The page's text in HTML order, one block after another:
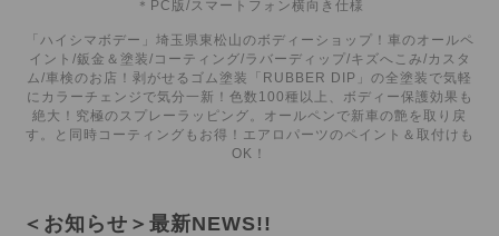
＊PC版/スマートフォン横向き仕様
「ハイシマボデー」埼玉県東松山のボディーショップ！車のオールペ
イント/鈑金＆塗装/コーティング/ラバーディップ/キズへこみ/カスタ
ム/車検のお店！剥がせるゴム塗装「RUBBER DIP」の全塗装で気軽
にカラーチェンジで気分一新！色数100種以上、ボディー保護効果も
絶大！究極のスプレーラッピング。オールペンで新車の艶を取り戻
す。と同時コーティングもお得！エアロパーツのペイント＆取付けも
OK！
＜お知らせ＞最新NEWS!!